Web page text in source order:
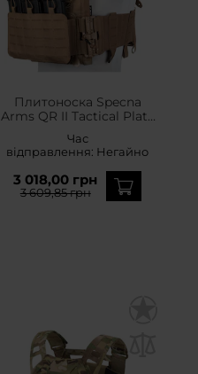
Плитоноска Specna
Arms QR II Tactical Plate
Час
відправлення: Негайно
3 018,00 грн
3 609,85 грн